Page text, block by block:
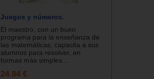
Juegos y números.
El maestro, con un buen
programa para la enseñanza de
las matemáticas, capacita a sus
alumnos para resolver, en
formas más simples...
24.84 €